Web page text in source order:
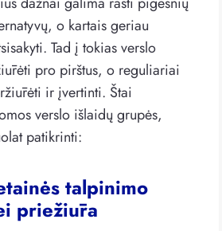
o kartais geriau
Tad į tokias verslo
pro pirštus, o reguliariai
ir įvertinti. Štai
verslo išlaidų grupės,
patikrinti:
talpinimo
priežiūra